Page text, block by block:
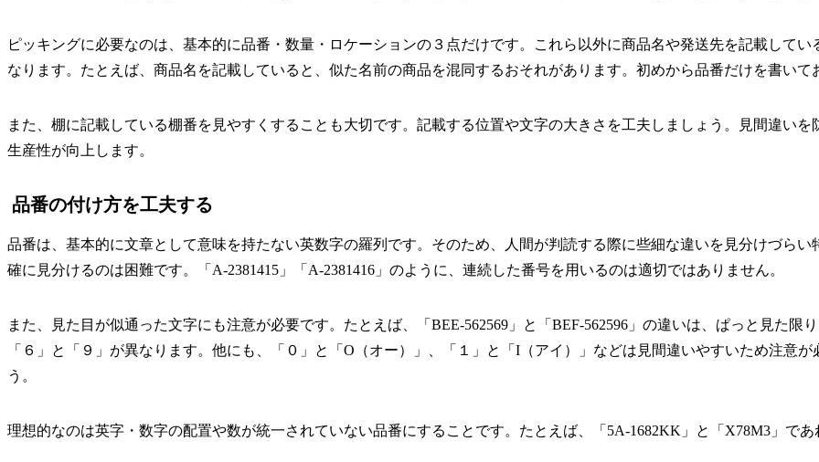
ピッキングに必要なのは、基本的に品番・数量・ロケーションの３点だけです。これら以外に商品名や発送先を記載して
なります。たとえば、商品名を記載していると、似た名前の商品を混同するおそれがあります。初めから品番だけを書いて
また、棚に記載している棚番を見やすくすることも大切です。記載する位置や文字の大きさを工夫しましょう。見間違い
生産性が向上します。
品番の付け方を工夫する
品番は、基本的に文章として意味を持たない英数字の羅列です。そのため、人間が判読する際に些細な違いを見分けづら
確に見分けるのは困難です。「A-2381415」「A-2381416」のように、連続した番号を用いるのは適切ではありません。
また、見た目が似通った文字にも注意が必要です。たとえば、「BEE-562569」と「BEF-562596」の違いは、ぱっと見た限
「６」と「９」が異なります。他にも、「０」と「O（オー）」、「１」と「I（アイ）」などは見間違いやすいため注意
う。
理想的なのは英字・数字の配置や数が統一されていない品番にすることです。たとえば、「5A-1682KK」と「X78M3」であ